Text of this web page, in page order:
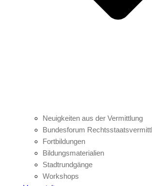
Neuigkeiten aus der Vermittlung
Bundesforum
Fortbildungen
Bildungsmaterialien
Stadtrundgänge
Workshops